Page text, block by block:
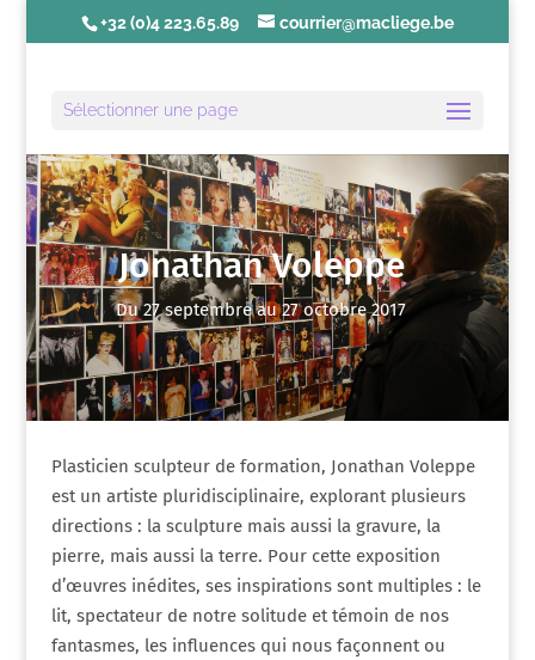
+32 (0)4 223.65.89 courrier@macliege.be
Sélectionner une page
Jonathan Voleppe
Du 27 septembre au 27 octobre 2017
Plasticien sculpteur de formation, Jonathan Voleppe
est un artiste pluridisciplinaire, explorant plusieurs
directions : la sculpture mais aussi la gravure, la
pierre, mais aussi la terre. Pour cette exposition
d’œuvres inédites, ses inspirations sont multiples : le
lit, spectateur de notre solitude et témoin de nos
fantasmes, les influences qui nous façonnent ou